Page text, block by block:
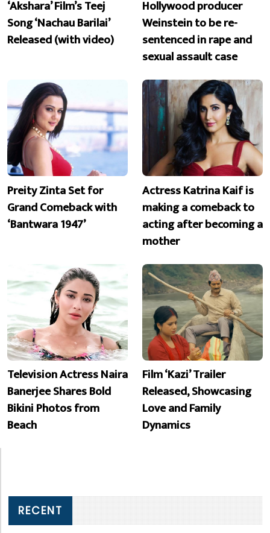
‘Akshara’ Film’s Teej
Song ‘Nachau Barilai’
Released (with video)
Hollywood producer
Weinstein to be re-
sentenced in rape and
sexual assault case
Preity Zinta Set for
Grand Comeback with
‘Bantwara 1947’
Actress Katrina Kaif is
making a comeback to
acting after becoming a
mother
Television Actress Naira
Banerjee Shares Bold
Bikini Photos from
Beach
Film ‘Kazi’ Trailer
Released, Showcasing
Love and Family
Dynamics
RECENT